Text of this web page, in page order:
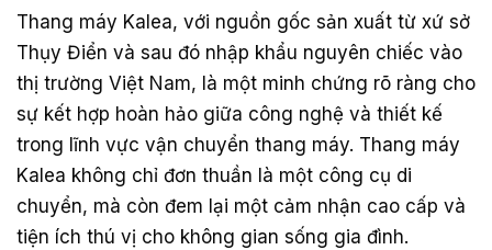
Thang máy Kalea, với nguồn gốc sản xuất từ xứ sở
Thụy Điển và sau đó nhập khẩu nguyên chiếc vào
thị trường Việt Nam, là một minh chứng rõ ràng cho
sự kết hợp hoàn hảo giữa công nghệ và thiết kế
trong lĩnh vực vận chuyển thang máy. Thang máy
Kalea không chỉ đơn thuần là một công cụ di
chuyển, mà còn đem lại một cảm nhận cao cấp và
tiện ích thú vị cho không gian sống gia đình.